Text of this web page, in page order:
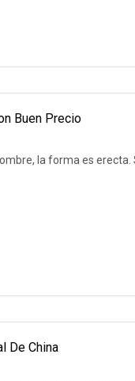
Buen Precio
la forma es erecta. Se utiliza
De China